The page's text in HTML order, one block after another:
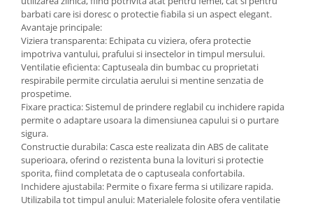
barbati care isi doresc o protectie fiabila si un aspect elegant.
Avantaje principale:
Viziera transparenta: Echipata cu viziera, ofera protectie
impotriva vantului, prafului si insectelor in timpul mersului.
Ventilatie eficienta: Captuseala din bumbac cu proprietati
respirabile permite circulatia aerului si mentine senzatia de
prospetime.
Fixare practica: Sistemul de prindere reglabil cu inchidere rapida
permite o adaptare usoara la dimensiunea capului si o purtare
sigura.
Constructie durabila: Casca este realizata din ABS de calitate
superioara, oferind o rezistenta buna la lovituri si protectie
sporita, fiind completata de o captuseala confortabila.
Inchidere ajustabila: Permite o fixare ferma si utilizare rapida.
Utilizabila tot timpul anului: Materialele folosite ofera ventilatie